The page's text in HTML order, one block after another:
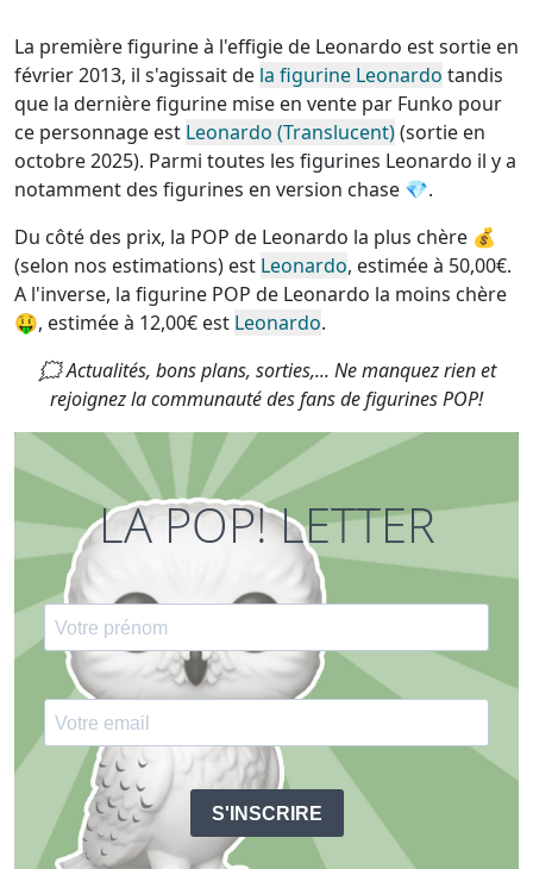
La première figurine à l'effigie de Leonardo est sortie en
février 2013, il s'agissait de la figurine Leonardo tandis
que la dernière figurine mise en vente par Funko pour
ce personnage est Leonardo (Translucent)(sortie en
octobre 2025). Parmi toutes les figurines Leonardo il y a
notamment des figurines en version chase 💎.
Du côté des prix, la POP de Leonardo la plus chère 💰
(selon nos estimations) est Leonardo, estimée à 50,00€.
A l'inverse, la figurine POP de Leonardo la moins chère
🤑, estimée à 12,00€ est Leonardo.
🗯 Actualités, bons plans, sorties,... Ne manquez rien et
rejoignez la communauté des fans de figurines POP!
LA POP! LETTER
S'INSCRIRE